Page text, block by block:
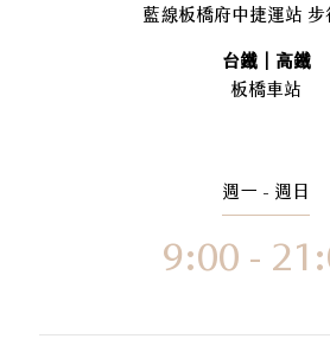
藍線板橋府中捷運站 步
台鐵｜高鐵
板橋車站
週一 - 週日
9:00 -